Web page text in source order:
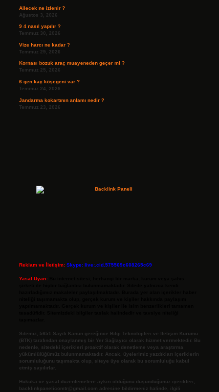
Ailecek ne izlenir ?
Ağustos 3, 2026
9 4 nasıl yapılır ?
Temmuz 30, 2026
Vize harcı ne kadar ?
Temmuz 29, 2026
Kornası bozuk araç muayeneden geçer mi ?
Temmuz 25, 2026
6 gen kaç köşegeni var ?
Temmuz 24, 2026
Jandarma kokartının anlamı nedir ?
Temmuz 23, 2026
Reklam ve İletişim: Skype: live:.cid.575569c608265c69
Yasal Uyarı:
Sitemiz, 5651 Sayılı Kanun gereğince Bilgi Teknolojileri ve İletişim Kurumu
(BTK) tarafından onaylanmış bir Yer Sağlayıcı olarak hizmet vermektedir. Bu
nedenle, sitedeki içerikleri proaktif olarak denetleme veya araştırma
yükümlülüğümüz bulunmamaktadır. Ancak, üyelerimiz yazdıkları içeriklerin
sorumluluğunu taşımakta olup, siteye üye olarak bu sorumluluğu kabul
etmiş sayılırlar.
Hukuka ve yasal düzenlemelere aykırı olduğunu düşündüğünüz içerikleri,
backlinkpanelicomtr@gmail.com adresine bildirmeniz halinde, ilgili